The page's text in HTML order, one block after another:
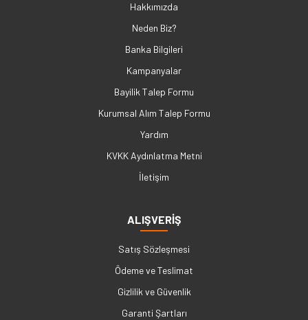
Hakkımızda
Neden Biz?
Banka Bilgileri
Kampanyalar
Bayilik Talep Formu
Kurumsal Alım Talep Formu
Yardım
KVKK Aydınlatma Metni
İletişim
ALIŞVERİŞ
Satış Sözleşmesi
Ödeme ve Teslimat
Gizlilik ve Güvenlik
Garanti Şartları